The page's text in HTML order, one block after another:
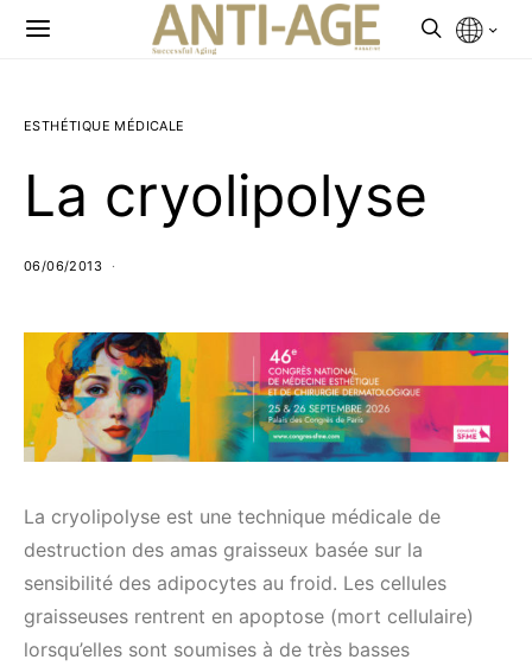
ESTHÉTIQUE MÉDICALE
La cryolipolyse
06/06/2013
La cryolipolyse est une technique médicale de
destruction des amas graisseux basée sur la
sensibilité des adipocytes au froid. Les cellules
graisseuses rentrent en apoptose (mort cellulaire)
lorsqu’elles sont soumises à de très basses